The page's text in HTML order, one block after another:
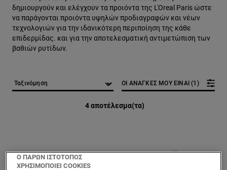
δημιουργούν και ελέγχουν τα προιόντα της L'Oreal Paris ώστε
να παράγονται προιόντα υψηλών προδιαγραφών και νέων
τεχνολογιών για την ιδανικότερη περιποίηση της κάθε
επιδερμίδας. και για την αποτελεσματική αντιμετώπιση των
βαθιών ρυτίδων.
4 αποτέλεσμα(τα)
ΟΙ ΑΝΑΓΚΕΣ ΜΟΥ ΕΙΝΑΙ (1)
Ο ΠΑΡΩΝ ΙΣΤΟΤΟΠΟΣ
ΧΡΗΣΙΜΟΠΟΙΕΙ COOKIES